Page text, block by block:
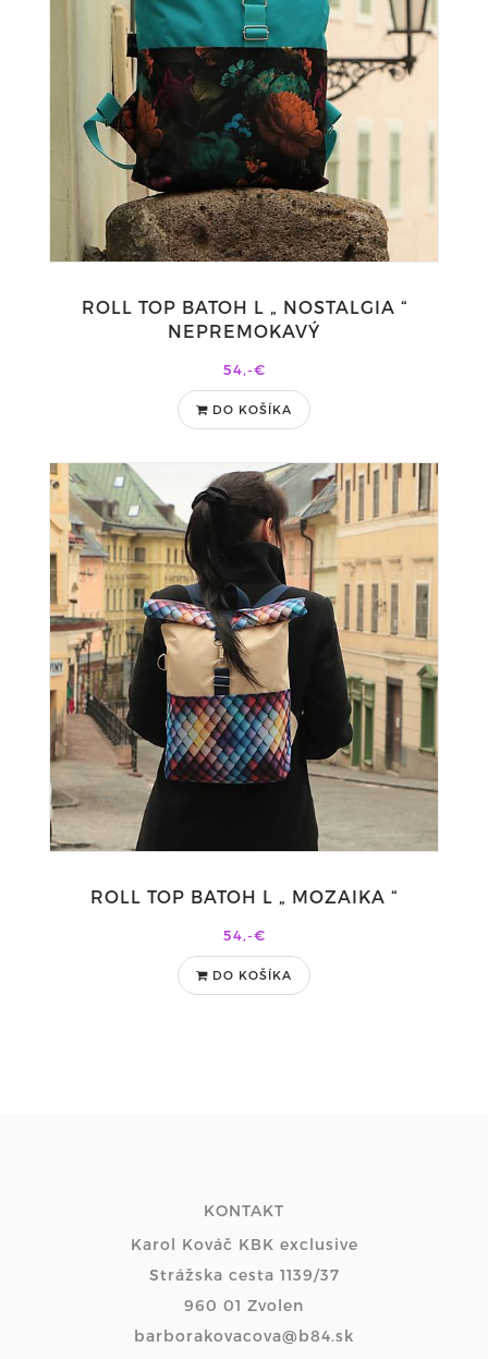
ROLL TOP BATOH L „ NOSTALGIA “
NEPREMOKAVÝ
54,-€
DO KOŠÍKA
ROLL TOP BATOH L „ MOZAIKA “
54,-€
DO KOŠÍKA
KONTAKT
Karol Kováč KBK exclusive
Strážska cesta 1139/37
960 01 Zvolen
barborakovacova@b84.sk